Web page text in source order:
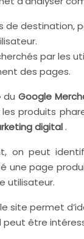
de destination,
par les
des pages.
duGoogle
produits
digital.
on peut
une page
utilisateur.
site permet
peut être